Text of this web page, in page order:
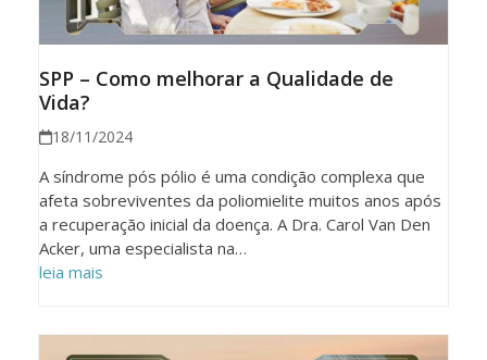
SPP – Como melhorar a Qualidade de
Vida?
18/11/2024
A síndrome pós pólio é uma condição complexa que
afeta sobreviventes da poliomielite muitos anos após
a recuperação inicial da doença. A Dra. Carol Van Den
Acker, uma especialista na…
leia mais